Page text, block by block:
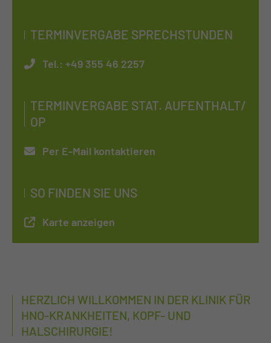
TERMINVERGABE SPRECHSTUNDEN
Tel.: +49 355 46 2257
TERMINVERGABE STAT. AUFENTHALT/
OP
Per E-Mail kontaktieren
SO FINDEN SIE UNS
Karte anzeigen
HERZLICH WILLKOMMEN IN DER KLINIK FÜR
HNO-KRANKHEITEN, KOPF- UND
HALSCHIRURGIE!